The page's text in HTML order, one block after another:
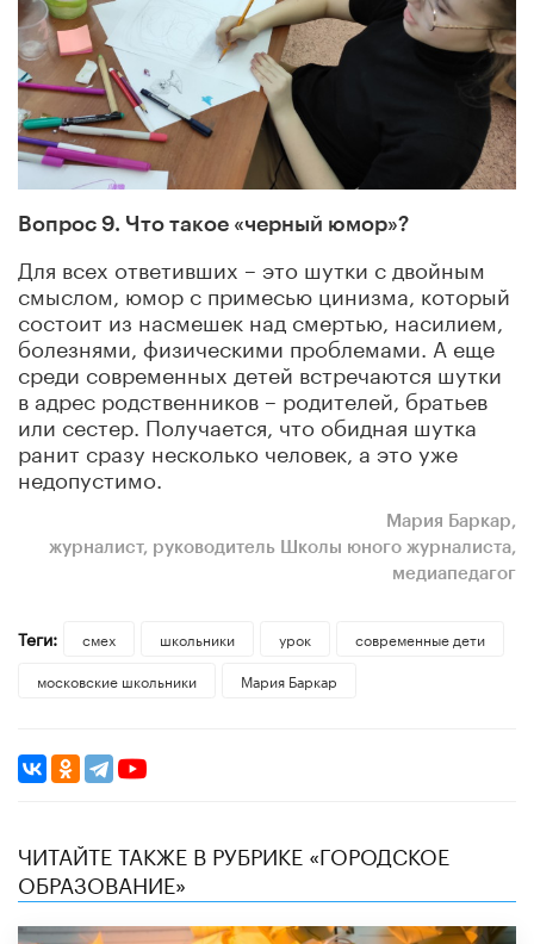
Вопрос 9. Что такое «черный юмор»?
Для всех ответивших – это шутки с двойным
смыслом, юмор с примесью цинизма, который
состоит из насмешек над смертью, насилием,
болезнями, физическими проблемами. А еще
среди современных детей встречаются шутки
в адрес родственников – родителей, братьев
или сестер. Получается, что обидная шутка
ранит сразу несколько человек, а это уже
недопустимо.
Мария Баркар,
журналист, руководитель Школы юного журналиста,
медиапедагог
Теги: смех школьники урок
современные дети
московские школьники
Мария Баркар
ЧИТАЙТЕ ТАКЖЕ В РУБРИКЕ «ГОРОДСКОЕ
ОБРАЗОВАНИЕ»